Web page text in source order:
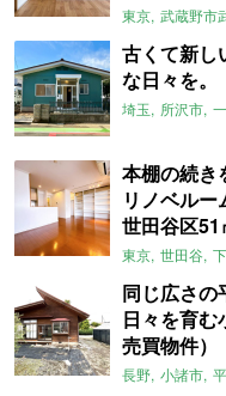
東京 武蔵野市
古くて新し
な日々を。
埼玉 所沢市
本棚の続き
リノベル
世田谷区
東京 世田谷
同じ広さの
日々を育
売買物件）
長野 小諸市